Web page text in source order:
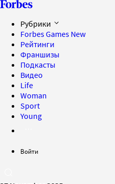
Рубрики
Forbes Games New
Рейтинги
Франшизы
Подкасты
Видео
Life
Woman
Sport
Young
Войти